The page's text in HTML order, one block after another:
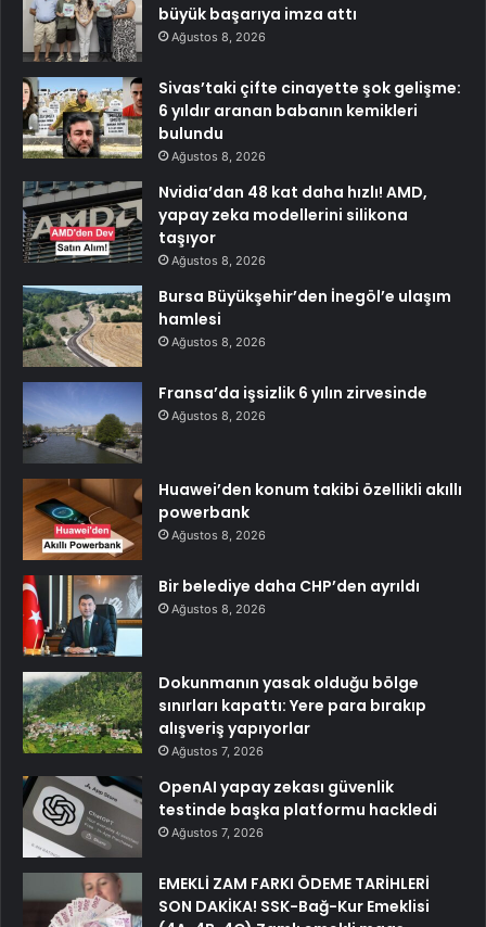
büyük başarıya imza attı
Ağustos 8, 2026
Sivas’taki çifte cinayette şok gelişme:
6 yıldır aranan babanın kemikleri
bulundu
Ağustos 8, 2026
Nvidia’dan 48 kat daha hızlı! AMD,
yapay zeka modellerini silikona
taşıyor
Ağustos 8, 2026
Bursa Büyükşehir’den İnegöl’e ulaşım
hamlesi
Ağustos 8, 2026
Fransa’da işsizlik 6 yılın zirvesinde
Ağustos 8, 2026
Huawei’den konum takibi özellikli akıllı
powerbank
Ağustos 8, 2026
Bir belediye daha CHP’den ayrıldı
Ağustos 8, 2026
Dokunmanın yasak olduğu bölge
sınırları kapattı: Yere para bırakıp
alışveriş yapıyorlar
Ağustos 7, 2026
OpenAI yapay zekası güvenlik
testinde başka platformu hackledi
Ağustos 7, 2026
EMEKLİ ZAM FARKI ÖDEME TARİHLERİ
SON DAKİKA! SSK-Bağ-Kur Emeklisi